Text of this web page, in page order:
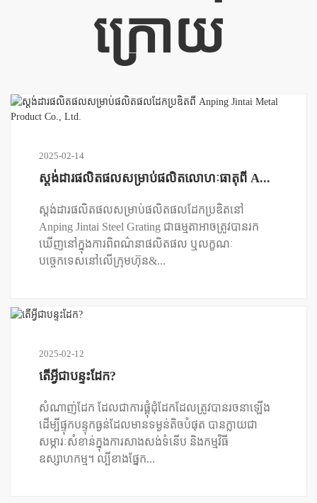
ក្រោយ
2025-02-14
ស្តង់ដារផលិតផលសម្រាប់ផលិតលោហៈធាតុពី A...
ស្តង់ដារផលិតផលសម្រាប់ផលិតផលដែកប្រឌិតនៅ
Anping Jintai Steel Grating ជាធម្មតាអាចត្រូវបានរក
ឃើញនៅក្នុងការពិពណ៌នាផលិតផល ឬលក្ខណៈ
បច្ចេកទេសនៅលើក្រុមហ៊ុន&...
2025-02-12
តើអ្វីជាបន្ទះដែក?
សំណាញ់ដែក ដែលជាការផ្គុំដុំដែកដែលត្រូវបានរចនាឡើង
ដើម្បីផ្ទុកបន្ទុកធ្ងន់ដែលមានទម្ងន់តិចបំផុត បានក្លាយជា
សម្ភារៈសំខាន់ក្នុងការសាងសង់ទំនើប និងកម្មវិធី
ឧស្សាហកម្ម។ ល្បី​ខាង​ផ្នែក...